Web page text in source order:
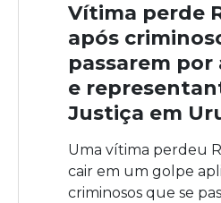
Vítima perde
após
passarem por
e
Justiça em
Uma vítima perdeu
cair em um golpe
criminosos que se